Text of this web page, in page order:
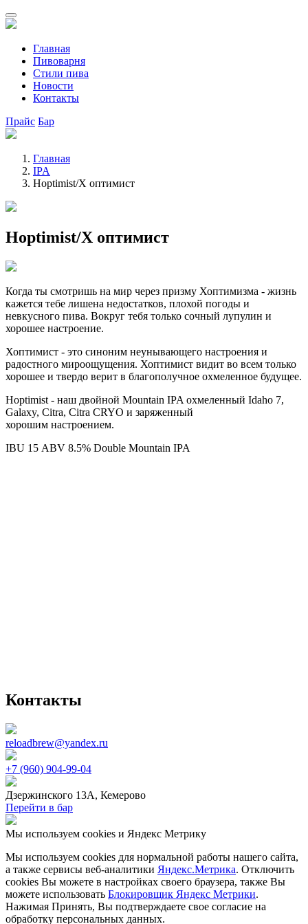
Главная
Пивоварня
Стили пива
Новости
Контакты
Прайс Бар
Главная
IPA
Hoptimist/Х оптимист
Hoptimist/Х оптимист
Когда ты смотришь на мир через призму Хоптимизма - жизнь
кажется тебе лишена недостатков, плохой погоды и
невкусного пива. Вокруг тебя только сочный лупулин и
хорошее настроение.
Хоптимист - это синоним неунывающего настроения и
радостного мироощущения. Хоптимист видит во всем только
хорошее и твердо верит в благополучное охмеленное будущее.
Hoptimist - наш двойной Mountain IPA охмеленный Idaho 7,
Galaxy, Citra, Citra CRYO и заряженный
хорошим настроением.
IBU 15 ABV 8.5% Double Mountain IPA
Контакты
reloadbrew@yandex.ru
+7 (960) 904‑99‑04
Дзержинского 13А, Кемерово
Перейти в бар
Мы используем cookies и Яндекс Метрику
Мы используем cookies для нормальной работы нашего сайта,
а также сервисы веб-аналитики Яндекс.Метрика. Отключить
cookies Вы можете в настройках своего браузера, также Вы
можете использовать Блокировщик Яндекс Метрики.
Нажимая Принять, Вы подтверждаете свое согласие на
обработку персональных данных.